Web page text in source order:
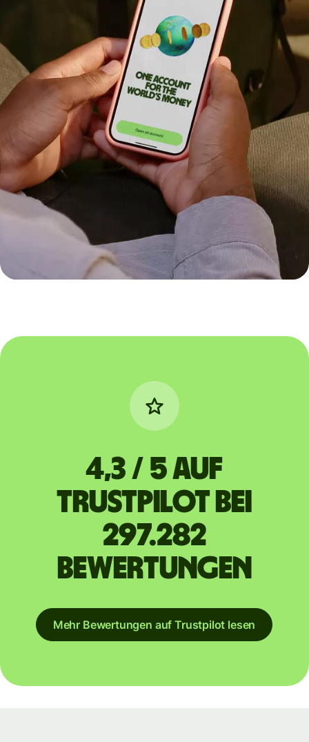
4,3 / 5 auf
Trustpilot bei
297.282
Bewertungen
Mehr Bewertungen auf Trustpilot lesen